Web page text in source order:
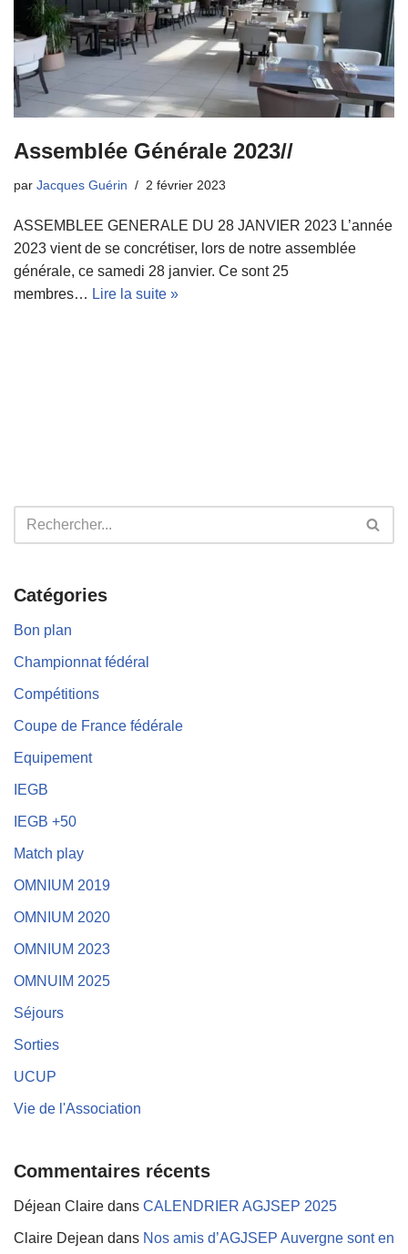
Assemblée Générale 2023//
par Jacques Guérin 2 février 2023
ASSEMBLEE GENERALE DU 28 JANVIER 2023 L’année
2023 vient de se concrétiser, lors de notre assemblée
générale, ce samedi 28 janvier. Ce sont 25
membres… Lire la suite »
Catégories
Bon plan
Championnat fédéral
Compétitions
Coupe de France fédérale
Equipement
IEGB
IEGB +50
Match play
OMNIUM 2019
OMNIUM 2020
OMNIUM 2023
OMNUIM 2025
Séjours
Sorties
UCUP
Vie de l'Association
Commentaires récents
Déjean Claire dans CALENDRIER AGJSEP 2025
Claire Dejean dans Nos amis d’AGJSEP Auvergne sont en